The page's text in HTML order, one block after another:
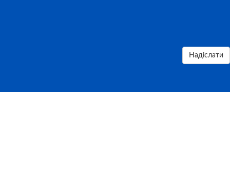
Надіслати